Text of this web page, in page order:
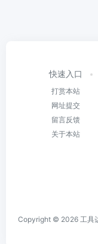
快速入口
打赏本站
网址提交
留言反馈
关于本站
Copyright © 2026 工具